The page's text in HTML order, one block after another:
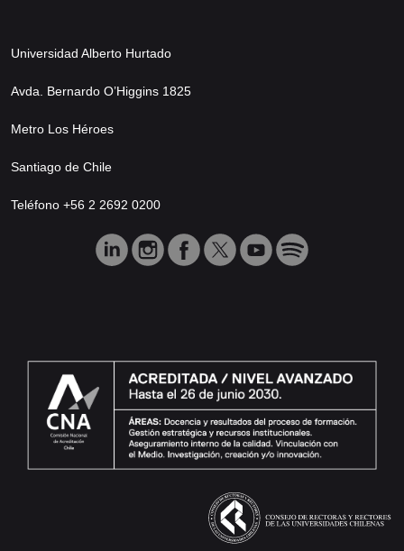
Universidad Alberto Hurtado
Avda. Bernardo O’Higgins 1825
Metro Los Héroes
Santiago de Chile
Teléfono +56 2 2692 0200